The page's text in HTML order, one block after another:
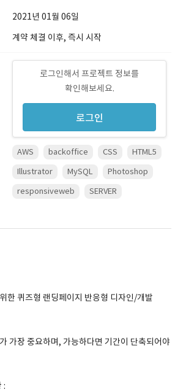
2021년 01월 06일
계약 체결 이후, 즉시 시작
로그인해서 프로젝트 정보를
확인해보세요.
로그인
AWS backoffice CSS
HTML5
Illustrator
MySQL
Photoshop
responsiveweb
SERVER
한 퀴즈형 랜딩페이지 반응형 디자인/개발
가장 중요하며, 가능하다면 기간이 단축되어야
: